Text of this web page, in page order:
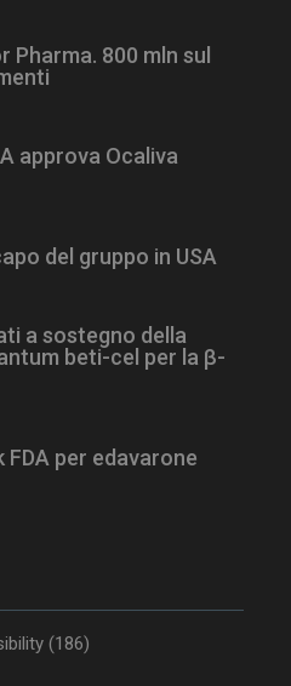
Pharma. 800 mln sul
approva Ocaliva
del gruppo in USA
a sostegno della
beti-cel per la β-
FDA per edavarone
(186)
www.dailyhealthindustry.it
settimane